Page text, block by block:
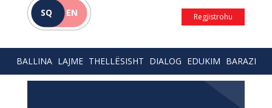
SQ EN Regjistrohu
BALLINA LAJME THELLËSISHT DIALOG EDUKIM BARAZI